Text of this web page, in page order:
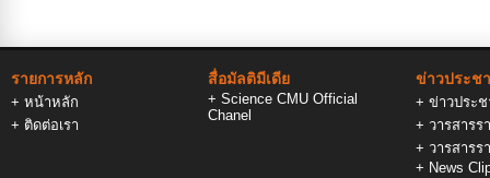
รายการหลัก
+ หน้าหลัก
+ ติดต่อเรา
สื่อมัลติมีเดีย
+ Science CMU Official
Chanel
ข่าวประช
+ ข่าวประ
+ วารสารร
+ วารสารร
+ News